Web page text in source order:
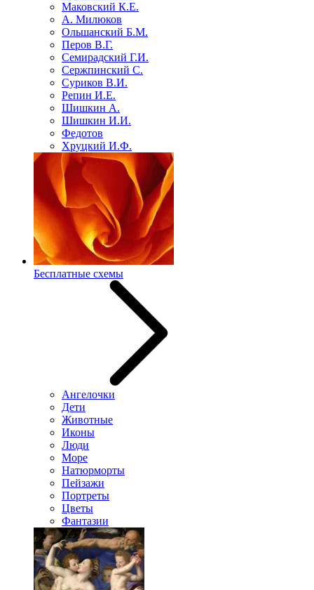
Маковский К.Е.
А. Милюков
Ольшанский Б.М.
Перов В.Г.
Семирадский Г.И.
Сержпинский С.
Суриков В.И.
Репин И.Е.
Шишкин А.
Шишкин И.И.
Федотов
Хруцкий И.Ф.
Бесплатные схемы
Ангелочки
Дети
Животные
Иконы
Люди
Море
Натюрморты
Пейзажи
Портреты
Цветы
Фантазии